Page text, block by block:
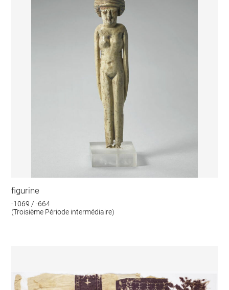
figurine
-1069 / -664
(Troisième Période intermédiaire)